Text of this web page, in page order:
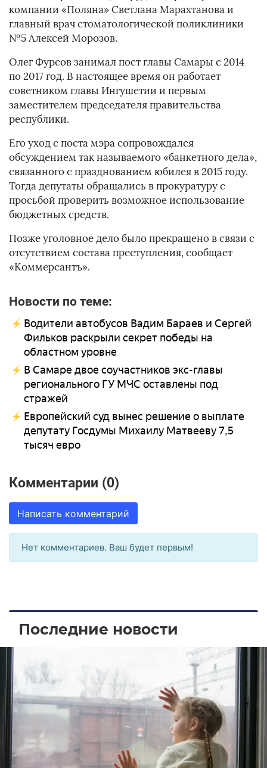
компании «Поляна» Светлана Марахтанова и
главный врач стоматологической поликлиники
№5 Алексей Морозов.
Олег Фурсов занимал пост главы Самары с 2014
по 2017 год. В настоящее время он работает
советником главы Ингушетии и первым
заместителем председателя правительства
республики.
Его уход с поста мэра сопровождался
обсуждением так называемого «банкетного дела»,
связанного с празднованием юбилея в 2015 году.
Тогда депутаты обращались в прокуратуру с
просьбой проверить возможное использование
бюджетных средств.
Позже уголовное дело было прекращено в связи с
отсутствием состава преступления, сообщает
«Коммерсантъ».
Новости по теме:
Водители автобусов Вадим Бараев и Сергей
Фильков раскрыли секрет победы на
областном уровне
В Самаре двое соучастников экс-главы
регионального ГУ МЧС оставлены под
стражей
Европейский суд вынес решение о выплате
депутату Госдумы Михаилу Матвееву 7,5
тысяч евро
Комментарии (0)
Написать комментарий
Нет комментариев. Ваш будет первым!
Последние новости